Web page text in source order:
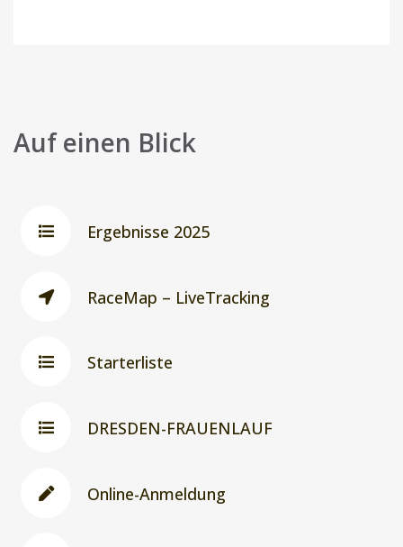
Auf einen Blick
Ergebnisse 2025
RaceMap – LiveTracking
Starterliste
DRESDEN-FRAUENLAUF
Online-Anmeldung